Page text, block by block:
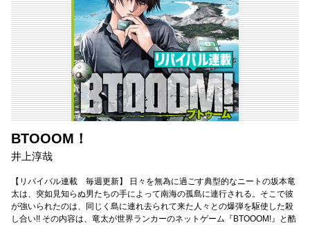
BTOOOM！
井上淳哉
【リバイバル連載 毎週更新】 日々を無為に過ごす典型的なニートの坂本竜
太は、突如見知らぬ男たちの手によって南海の孤島に連行される。そこで彼
が強いられたのは、同じく島に連れ去られて来た人々との爆弾を駆使した殺
し合い!! その内容は、竜太が世界ランカーのネットゲーム『BTOOOM!』と酷